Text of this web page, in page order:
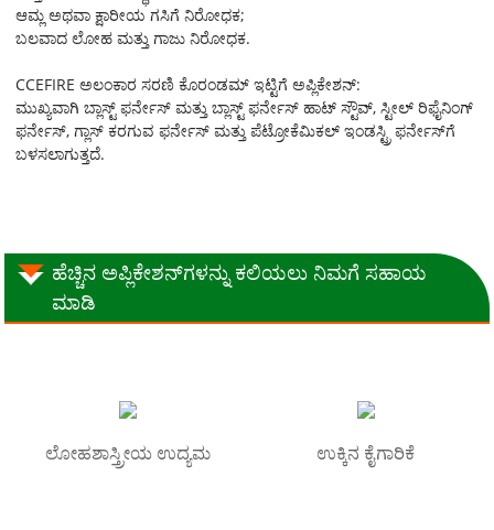
ಆಮ್ಲ ಅಥವಾ ಕ್ಷಾರೀಯ ಗಸಿಗೆ ನಿರೋಧಕ;
ಬಲವಾದ ಲೋಹ ಮತ್ತು ಗಾಜು ನಿರೋಧಕ.
CCEFIRE ಅಲಂಕಾರ ಸರಣಿ ಕೊರಂಡಮ್ ಇಟ್ಟಿಗೆ ಅಪ್ಲಿಕೇಶನ್:
ಮುಖ್ಯವಾಗಿ ಬ್ಲಾಸ್ಟ್ ಫರ್ನೇಸ್ ಮತ್ತು ಬ್ಲಾಸ್ಟ್ ಫರ್ನೇಸ್ ಹಾಟ್ ಸ್ಟೌವ್, ಸ್ಟೀಲ್ ರಿಫೈನಿಂಗ್
ಫರ್ನೇಸ್, ಗ್ಲಾಸ್ ಕರಗುವ ಫರ್ನೇಸ್ ಮತ್ತು ಪೆಟ್ರೋಕೆಮಿಕಲ್ ಇಂಡಸ್ಟ್ರಿ ಫರ್ನೇಸ್‌ಗೆ
ಬಳಸಲಾಗುತ್ತದೆ.
ಹೆಚ್ಚಿನ ಅಪ್ಲಿಕೇಶನ್‌ಗಳನ್ನು ಕಲಿಯಲು ನಿಮಗೆ ಸಹಾಯ
ಮಾಡಿ
ಲೋಹಶಾಸ್ತ್ರೀಯ ಉದ್ಯಮ ಉಕ್ಕಿನ ಕೈಗಾರಿಕೆ